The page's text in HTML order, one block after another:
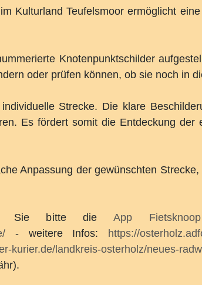
Kulturland Teufelsmoor ermöglicht
Knotenpunktschilder
oder prüfen können, ob sie noch in
Strecke. Die klare
Es fördert somit die Entdeckung der
Anpassung der gewünschten
Sie bitte dieApp Fietsknoop
- weitere Infos: https://
kurier.de/landkreis-osterholz/neues-